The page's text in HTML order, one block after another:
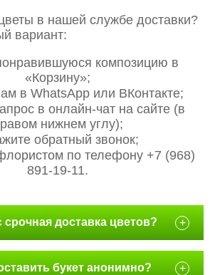
в нашей службе доставки?
вариант:
композицию в
«Корзину»;
в WhatsApp или ВКонтакте;
в онлайн-чат на сайте (в
нижнем углу);
обратный звонок;
по телефону +7 (968)
891-19-11.
срочная доставка цветов? +
букет анонимно? +